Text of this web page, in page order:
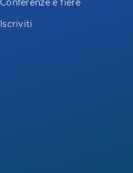
Conferenze e fiere
Iscriviti